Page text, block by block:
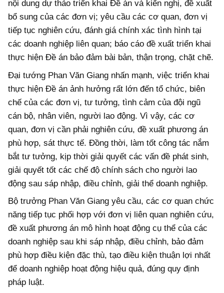
nội dung dự thảo triển khai Đề án và kiến nghị, đề xuất
bổ sung của các đơn vị; yêu cầu các cơ quan, đơn vị
tiếp tục nghiên cứu, đánh giá chính xác tình hình tại
các doanh nghiệp liên quan; báo cáo đề xuất triển khai
thực hiện Đề án bảo đảm bài bản, thận trọng, chặt chẽ.
Đại tướng Phan Văn Giang nhấn mạnh, việc triển khai
thực hiện Đề án ảnh hưởng rất lớn đến tổ chức, biên
chế của các đơn vị, tư tưởng, tình cảm của đội ngũ
cán bộ, nhân viên, người lao động. Vì vậy, các cơ
quan, đơn vị cần phải nghiên cứu, đề xuất phương án
phù hợp, sát thực tế. Đồng thời, làm tốt công tác nắm
bắt tư tưởng, kịp thời giải quyết các vấn đề phát sinh,
giải quyết tốt các chế độ chính sách cho người lao
động sau sáp nhập, điều chỉnh, giải thể doanh nghiệp.
Bộ trưởng Phan Văn Giang yêu cầu, các cơ quan chức
năng tiếp tục phối hợp với đơn vị liên quan nghiên cứu,
đề xuất phương án mô hình hoạt động cụ thể của các
doanh nghiệp sau khi sáp nhập, điều chỉnh, bảo đảm
phù hợp điều kiện đặc thù, tạo điều kiện thuận lợi nhất
để doanh nghiệp hoạt động hiệu quả, đúng quy định
pháp luật.